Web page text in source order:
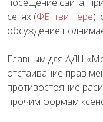
сетях (ФБ,твиттере),
обсуждение
Главным для АДЦ
отстаивание прав
противостояние
прочим формам